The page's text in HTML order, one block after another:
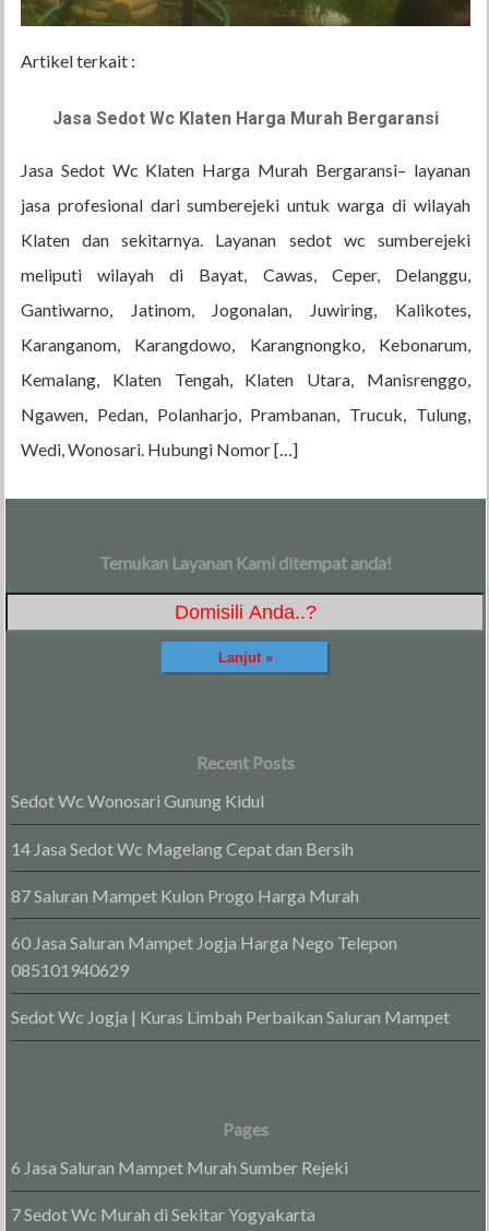
Artikel terkait :
Jasa Sedot Wc Klaten Harga Murah Bergaransi
Jasa Sedot Wc Klaten Harga Murah Bergaransi– layanan
jasa profesional dari sumberejeki untuk warga di wilayah
Klaten dan sekitarnya. Layanan sedot wc sumberejeki
meliputi wilayah di Bayat, Cawas, Ceper, Delanggu,
Gantiwarno, Jatinom, Jogonalan, Juwiring, Kalikotes,
Karanganom, Karangdowo, Karangnongko, Kebonarum,
Kemalang, Klaten Tengah, Klaten Utara, Manisrenggo,
Ngawen, Pedan, Polanharjo, Prambanan, Trucuk, Tulung,
Wedi, Wonosari. Hubungi Nomor […]
Temukan Layanan Kami ditempat anda!
Recent Posts
Sedot Wc Wonosari Gunung Kidul
14 Jasa Sedot Wc Magelang Cepat dan Bersih
87 Saluran Mampet Kulon Progo Harga Murah
60 Jasa Saluran Mampet Jogja Harga Nego Telepon
085101940629
Sedot Wc Jogja | Kuras Limbah Perbaikan Saluran Mampet
Pages
6 Jasa Saluran Mampet Murah Sumber Rejeki
7 Sedot Wc Murah di Sekitar Yogyakarta